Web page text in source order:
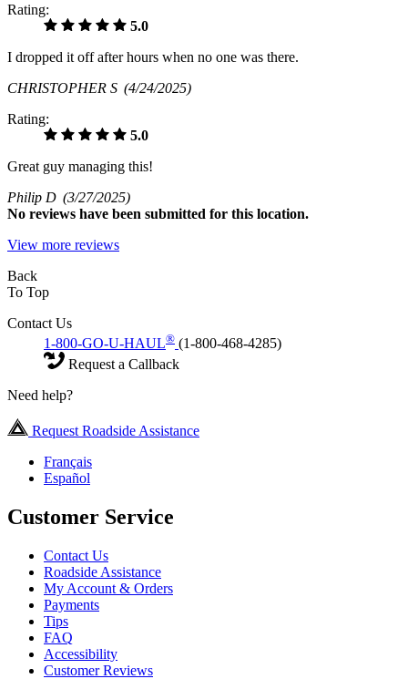
Rating:
5.0
I dropped it off after hours when no one was there.
CHRISTOPHER S (4/24/2025)
Rating:
5.0
Great guy managing this!
Philip D (3/27/2025)
No reviews have been submitted for this location.
View more reviews
Back
To Top
Contact Us
1-800-GO-U-HAUL® (1-800-468-4285)
Request a Callback
Need help?
Request Roadside Assistance
Français
Español
Customer Service
Contact Us
Roadside Assistance
My Account & Orders
Payments
Tips
FAQ
Accessibility
Customer Reviews